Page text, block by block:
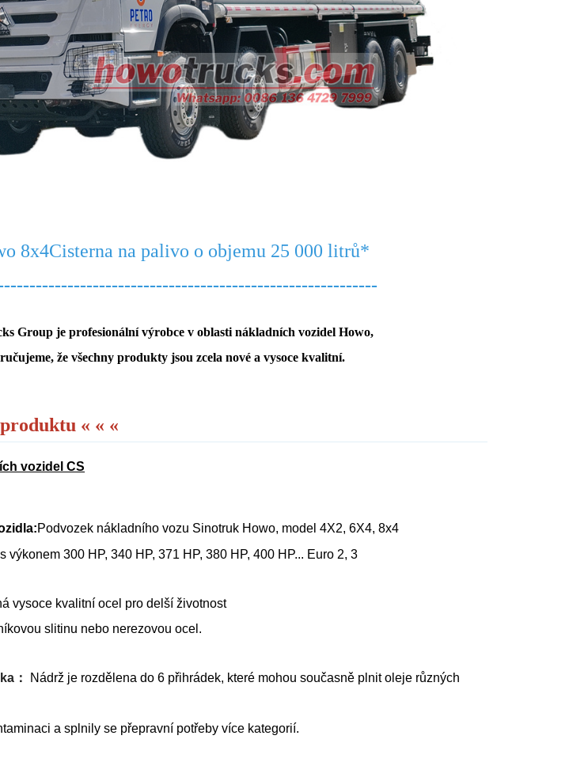
8x4Cisterna na palivo o objemu 25 000 litrů*
Group je profesionální výrobce v oblasti nákladních vozidel Howo,
že všechny produkty jsou zcela nové a vysoce kvalitní.
« « «
vozidel CS
Podvozek nákladního vozu Sinotruk Howo, model 4X2, 6X4, 8x4
výkonem 300 HP, 340 HP, 371 HP, 380 HP, 400 HP... Euro 2, 3
vysoce kvalitní ocel pro delší životnost
slitinu nebo nerezovou ocel.
：
Nádrž je rozdělena do 6 přihrádek, které mohou současně plnit oleje různých
a splnily se přepravní potřeby více kategorií.